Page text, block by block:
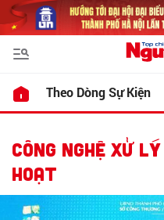
Theo Dòng Sự Kiện
CÔNG NGHỆ XỬ
HOẠT